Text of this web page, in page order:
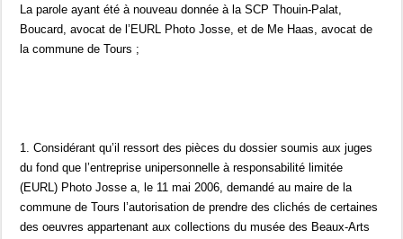
La parole ayant été à nouveau donnée à la SCP Thouin-Palat,
Boucard, avocat de l’EURL Photo Josse, et de Me Haas, avocat de
la commune de Tours ;
1. Considérant qu’il ressort des pièces du dossier soumis aux juges
du fond que l’entreprise unipersonnelle à responsabilité limitée
(EURL) Photo Josse a, le 11 mai 2006, demandé au maire de la
commune de Tours l’autorisation de prendre des clichés de certaines
des oeuvres appartenant aux collections du musée des Beaux-Arts